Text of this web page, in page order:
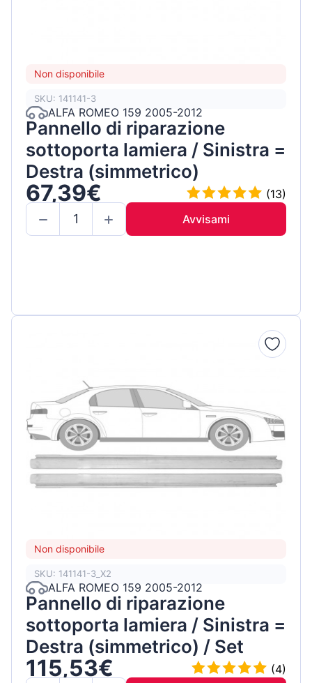
Non disponibile
SKU: 141141-3
ALFA ROMEO 159 2005-2012
Pannello di riparazione
sottoporta lamiera / Sinistra =
Destra (simmetrico)
67,39€
(13)
Avvisami
Non disponibile
SKU: 141141-3_X2
ALFA ROMEO 159 2005-2012
Pannello di riparazione
sottoporta lamiera / Sinistra =
Destra (simmetrico) / Set
115,53€
(4)